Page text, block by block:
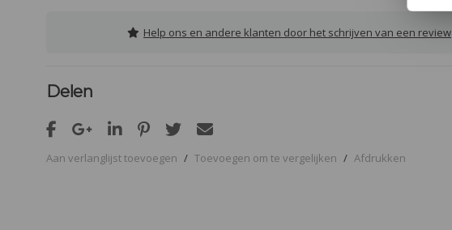
Help ons en andere klanten door het schrijven van een review
Delen
Aan verlanglijst toevoegen / Toevoegen om te vergelijken / Afdrukken